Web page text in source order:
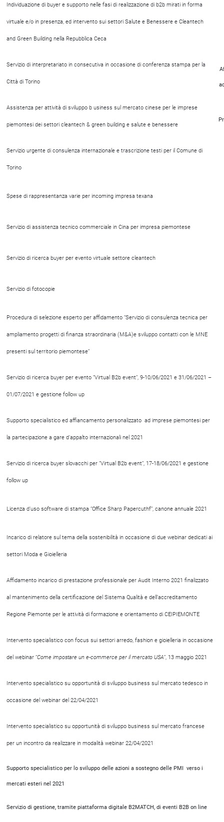
Individuazione di buyer e supporto nelle fasi di realizzazione di b2b mirati in forma
virtuale e/o in presenza, ed intervento sui settori Salute e Benessere e Cleantech
and Green Building nella Repubblica Ceca
Servizio di interpretariato in consecutiva in occasione di conferenza stampa per la
Città di Torino
Assistenza per attività di sviluppo b usiness sul mercato cinese per le imprese
piemontesi dei settori cleantech & green building e salute e benessere
Servizio urgente di consulenza internazionale e trascrizione testi per il Comune di
Torino
Spese di rappresentanza varie per incoming impresa texana
Servizio di assistenza tecnico commerciale in Cina per impresa piemontese
Servizio di ricerca buyer per evento virtuale settore cleantech
Servizio di fotocopie
Procedura di selezione esperto per affidamento “Servizio di consulenza tecnica per
ampliamento progetti di finanza straordinaria (M&A)e sviluppo contatti con le MNE
presenti sul territorio piemontese”
Servizio di ricerca buyer per evento “Virtual B2b event”, 9-10/06/2021 e 31/06/2021 –
01/07/2021 e gestione follow up
Supporto specialistico ed affiancamento personalizzato ad imprese piemontesi per
la partecipazione a gare d’appalto internazionali nel 2021
Servizio di ricerca buyer slovacchi per “Virtual B2b event”, 17-18/06/2021 e gestione
follow up
Licenza d’uso software di stampa “Office Sharp Papercuthf”, canone annuale 2021
Incarico di relatore sul tema della sostenibilità in occasione di due webinar dedicati ai
settori Moda e Gioielleria
Affidamento incarico di prestazione professionale per Audit Interno 2021 finalizzato
al mantenimento della certificazione del Sistema Qualità e dell’accreditamento
Regione Piemonte per le attività di formazione e orientamento di CEIPIEMONTE
Intervento specialistico con focus sui settori arredo, fashion e gioielleria in occasione
del webinar “Come impostare un e-commerce per il mercato USA”, 13 maggio 2021
Intervento specialistico su opportunità di sviluppo business sul mercato tedesco in
occasione del webinar del 22/04/2021
Intervento specialistico su opportunità di sviluppo business sul mercato francese
per un incontro da realizzare in modalità webinar 22/04/2021
Supporto specialistico per lo sviluppo delle azioni a sostegno delle PMI verso i
mercati esteri nel 2021
Servizio di gestione, tramite piattaforma digitale B2MATCH, di eventi B2B on line